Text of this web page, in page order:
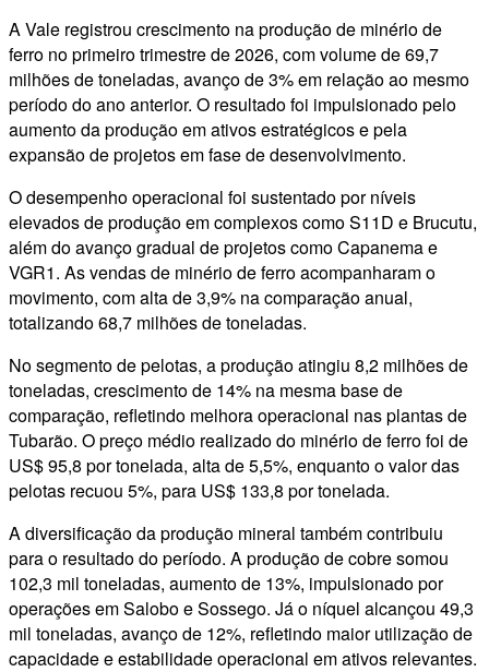
A Vale registrou crescimento na produção de minério de
ferro no primeiro trimestre de 2026, com volume de 69,7
milhões de toneladas, avanço de 3% em relação ao mesmo
período do ano anterior. O resultado foi impulsionado pelo
aumento da produção em ativos estratégicos e pela
expansão de projetos em fase de desenvolvimento.
O desempenho operacional foi sustentado por níveis
elevados de produção em complexos como S11D e Brucutu,
além do avanço gradual de projetos como Capanema e
VGR1. As vendas de minério de ferro acompanharam o
movimento, com alta de 3,9% na comparação anual,
totalizando 68,7 milhões de toneladas.
No segmento de pelotas, a produção atingiu 8,2 milhões de
toneladas, crescimento de 14% na mesma base de
comparação, refletindo melhora operacional nas plantas de
Tubarão. O preço médio realizado do minério de ferro foi de
US$ 95,8 por tonelada, alta de 5,5%, enquanto o valor das
pelotas recuou 5%, para US$ 133,8 por tonelada.
A diversificação da produção mineral também contribuiu
para o resultado do período. A produção de cobre somou
102,3 mil toneladas, aumento de 13%, impulsionado por
operações em Salobo e Sossego. Já o níquel alcançou 49,3
mil toneladas, avanço de 12%, refletindo maior utilização de
capacidade e estabilidade operacional em ativos relevantes.